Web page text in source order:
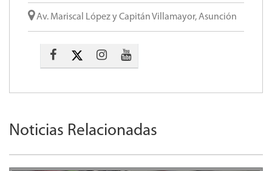
Av. Mariscal López y Capitán Villamayor, Asunción
Noticias Relacionadas